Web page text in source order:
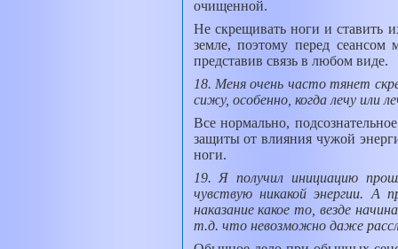
очищенной.
Не скрещивать ноги и
земле, поэтому перед
представив связь в любом виде.
18. Меня очень часто тянет
сижу, особенно, когда лечу или
Все нормально,
защиты от влияния чужой
ноги.
19. Я получил инициацию
чувствую никакой энергии. А
наказание какое то, везде
т.д. что невозможно даже